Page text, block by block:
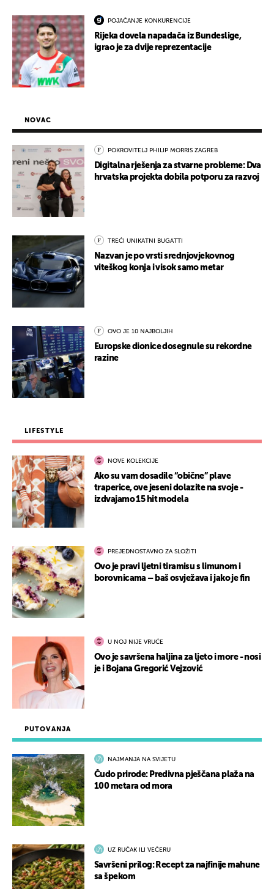
POJAČANJE KONKURENCIJE
Rijeka dovela napadača iz Bundeslige,
igrao je za dvije reprezentacije
PUTOVANJA
NAJMANJA NA SVIJETU
Čudo prirode: Predivna pješčana plaža na
100 metara od mora
UZ RUČAK ILI VEČERU
Savršeni prilog: Recept za najfinije mahune
sa špekom
NOVAC
POKROVITELJ PHILIP MORRIS ZAGREB
Digitalna rješenja za stvarne probleme: Dva
hrvatska projekta dobila potporu za razvoj
TREĆI UNIKATNI BUGATTI
Nazvan je po vrsti srednjovjekovnog
viteškog konja i visok samo metar
OVO JE 10 NAJBOLJIH
Europske dionice dosegnule su rekordne
razine
LIFESTYLE
NOVE KOLEKCIJE
Ako su vam dosadile “obične” plave
traperice, ove jeseni dolazite na svoje -
izdvajamo 15 hit modela
PREJEDNOSTAVNO ZA SLOŽITI
Ovo je pravi ljetni tiramisu s limunom i
borovnicama – baš osvježava i jako je fin
U NOJ NIJE VRUĆE
Ovo je savršena haljina za ljeto i more - nosi
je i Bojana Gregorić Vejzović